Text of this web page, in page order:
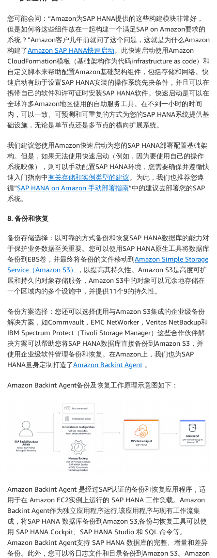
您可能会问：“Amazon为SAP HANA提供的这些构建模块非常好，
但是如何将这些组件放在一起构建一个满足SAP on Amazon要求的
系统？”Amazon客户几年前就问了这个问题，这就是为什么Amazon
构建了Amazon SAP HANA快速启动。此快速启动使用Amazon
CloudFormation模板（基础架构作为代码infrastructure as code）和
自定义脚本来帮助配置Amazon基础架构组件，包括存储和网络。快
速启动有助于设置SAP HANA安装的操作系统先决条件，并且可以在
携带自己的软件和许可证时安装SAP HANA软件。快速启动是可以在
全球许多Amazon地区使用的自助服务工具。在不到一小时的时间
内，可以一致、可预测和可重复的方式为您的SAP HANA系统提供基
础设施，无论是单节点还是多节点的横向扩展系统。
我们建议您使用Amazon快速启动为您的SAP HANA部署配置基础架
构。但是，如果无法使用快速启动（例如，因为要使用自己的操作
系统映像），则可以手动配置SAP HANA环境，您需要确保并遵循快
速入门指南中有关存储和实例类型的建议。为此，我们也推荐您遵
循“SAP HANA on Amazon 手动部署指南”中的建议去部署您的SAP
系统。
8. 备份和恢复
备份存储选择：以可靠的方式备份和恢复SAP HANA数据库的能力对
于保护业务数据至关重要。您可以使用SAP HANA原生工具将数据库
备份到EBS卷，并最终将备份的文件移动到Amazon Simple Storage
Service（Amazon S3）
，以提高其持久性。Amazon S3是高度可扩
展和持久的对象存储服务，Amazon S3中的对象可以冗余地存储在
一个区域内的多个设施中，并提供11个9的持久性。
备份方案选择：您还可以选择使用与Amazon S3集成的企业级备份
解决方案，如Commvault，EMC NetWorker，Veritas NetBackup和
IBM Spectrum Protect（Tivoli Storage Manager）这些合作伙伴解
决方案可以帮助您将SAP HANA数据库直接备份到Amazon S3，并
使用企业级软件管理备份和恢复。在Amazon上，我们也为SAP
HANA量身定制打造了Amazon Backint Agent 。
Amazon Backint Agent备份及恢复工作原理示意图如下：
Amazon Backint Agent 是经过SAP认证的备份和恢复应用程序，适
用于在 Amazon EC2实例上运行的 SAP HANA 工作负载。Amazon
Backint Agent作为独立应用程序运行,该应用程序与现有工作流集
成，将SAP HANA 数据库备份到Amazon S3,备份与恢复工具可以使
用 SAP HANA Cockpit、SAP HANA Studio 和 SQL 命令等。
Amazon Backint Agent支持 SAP HANA 数据库的完整、增量和差异
备份。此外，您可以将日志文件和目录备份到Amazon S3。Amazon